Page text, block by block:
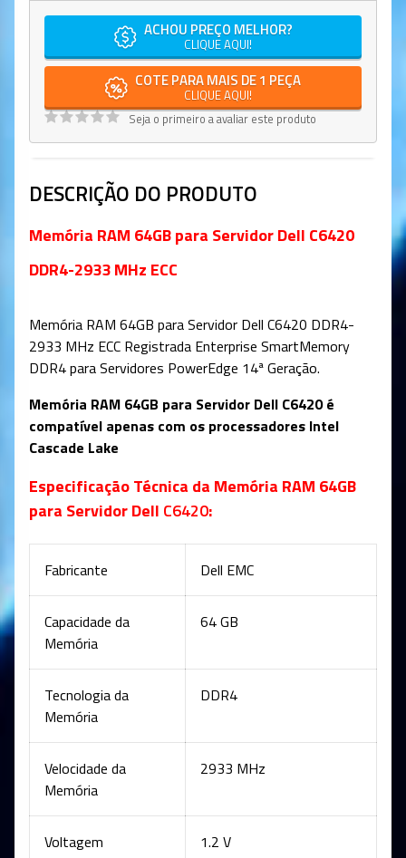
ACHOU PREÇO MELHOR?
CLIQUE AQUI!
COTE PARA MAIS DE 1 PEÇA
CLIQUE AQUI!
Seja o primeiro a avaliar este produto
DESCRIÇÃO DO PRODUTO
Memória RAM 64GB para Servidor Dell C6420
DDR4-2933 MHz ECC
Memória RAM 64GB para Servidor Dell C6420 DDR4-
2933 MHz ECC Registrada Enterprise SmartMemory
DDR4 para Servidores PowerEdge 14ª Geração.
Memória RAM 64GB para Servidor Dell C6420é
compatível apenas com os processadores Intel
Cascade Lake
Especificação Técnica da Memória RAM 64GB
para Servidor Dell C6420:
Fabricante Dell EMC
Capacidade da
Memória
64 GB
Tecnologia da
Memória
DDR4
Velocidade da
Memória
2933 MHz
Voltagem 1.2 V